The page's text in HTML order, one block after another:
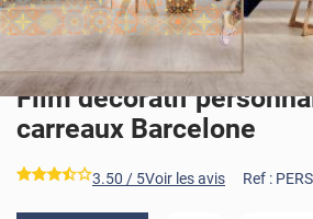
Film décoratif
carreaux Barcelone
*****3.50 / 5Voir les avis Ref :